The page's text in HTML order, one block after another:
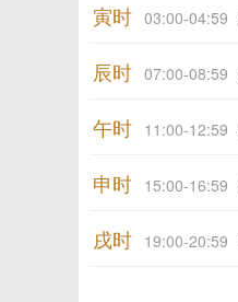
寅时 03:00-04:59
辰时 07:00-08:59
午时 11:00-12:59
申时 15:00-16:59
戌时 19:00-20:59